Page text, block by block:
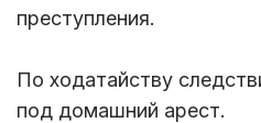
преступления.
По ходатайству
под домашний арест.